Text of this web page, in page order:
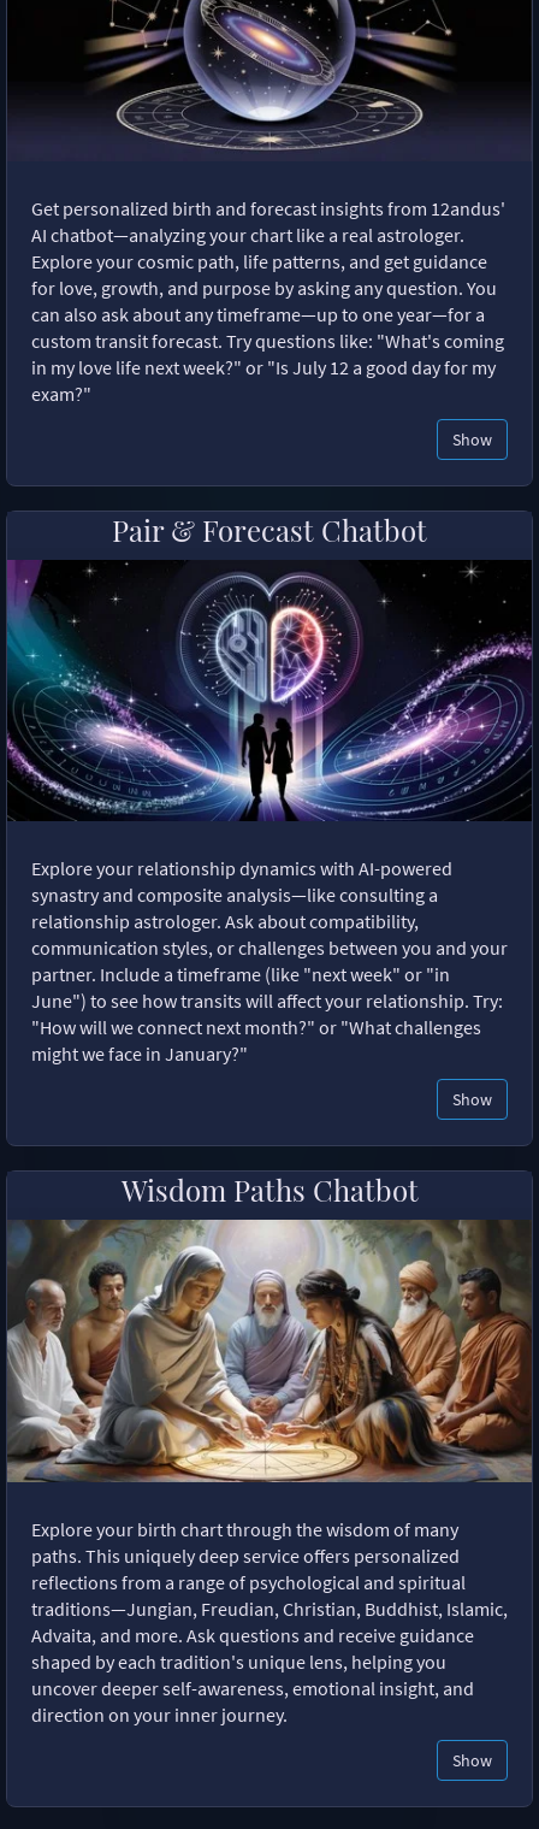
Get personalized birth and forecast insights from 12andus'
AI chatbot—analyzing your chart like a real astrologer.
Explore your cosmic path, life patterns, and get guidance
for love, growth, and purpose by asking any question. You
can also ask about any timeframe—up to one year—for a
custom transit forecast. Try questions like: "What's coming
in my love life next week?" or "Is July 12 a good day for my
exam?"
Show
Pair & Forecast Chatbot
Explore your relationship dynamics with AI-powered
synastry and composite analysis—like consulting a
relationship astrologer. Ask about compatibility,
communication styles, or challenges between you and your
partner. Include a timeframe (like "next week" or "in
June") to see how transits will affect your relationship. Try:
"How will we connect next month?" or "What challenges
might we face in January?"
Show
Wisdom Paths Chatbot
Explore your birth chart through the wisdom of many
paths. This uniquely deep service offers personalized
reflections from a range of psychological and spiritual
traditions—Jungian, Freudian, Christian, Buddhist, Islamic,
Advaita, and more. Ask questions and receive guidance
shaped by each tradition's unique lens, helping you
uncover deeper self-awareness, emotional insight, and
direction on your inner journey.
Show